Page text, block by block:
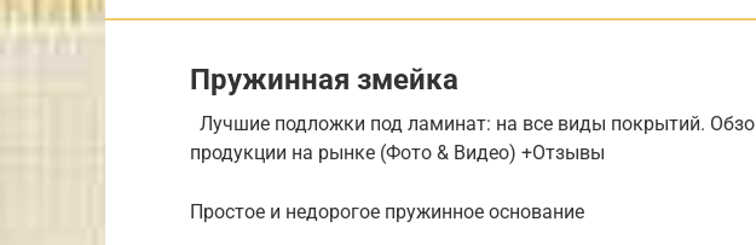
Пружинная змейка
Лучшие подложки под ламинат: на все виды покрытий.
продукции на рынке (Фото & Видео) +Отзывы
Простое и недорогое пружинное основание